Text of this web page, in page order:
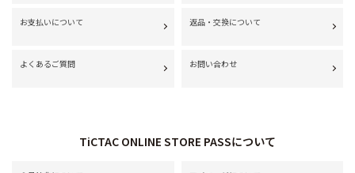
お支払いについて 返品・交換について
よくあるご質問 お問い合わせ
TiCTAC ONLINE STORE PASSについて